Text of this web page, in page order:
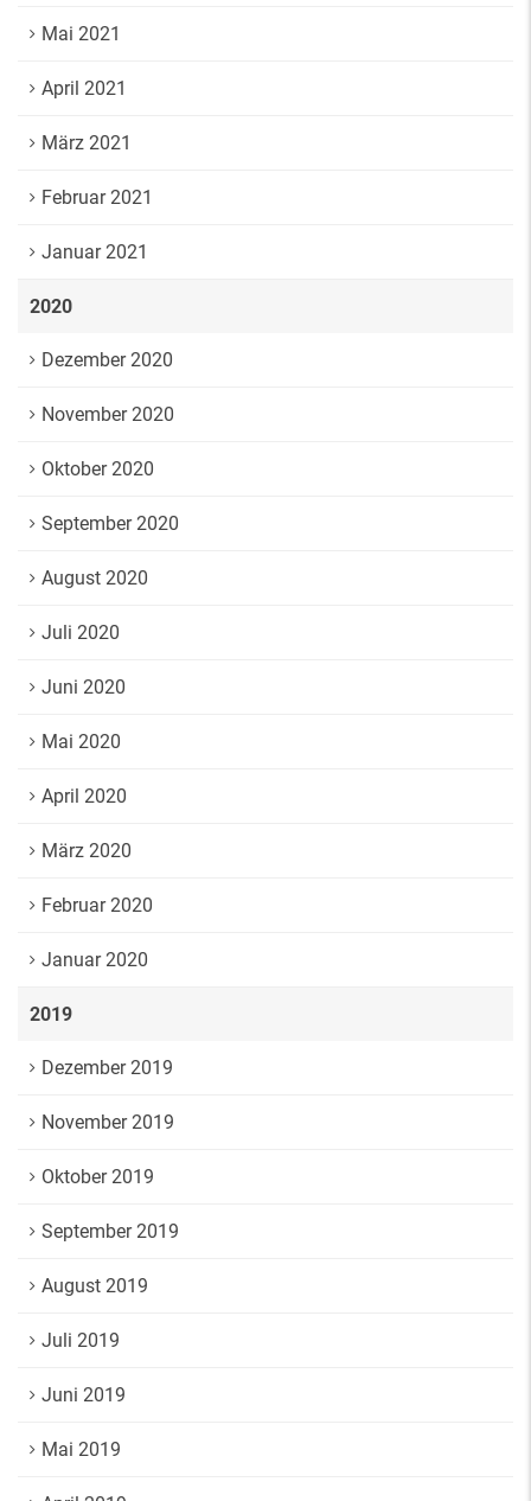
Mai 2021
April 2021
März 2021
Februar 2021
Januar 2021
2020
Dezember 2020
November 2020
Oktober 2020
September 2020
August 2020
Juli 2020
Juni 2020
Mai 2020
April 2020
März 2020
Februar 2020
Januar 2020
2019
Dezember 2019
November 2019
Oktober 2019
September 2019
August 2019
Juli 2019
Juni 2019
Mai 2019